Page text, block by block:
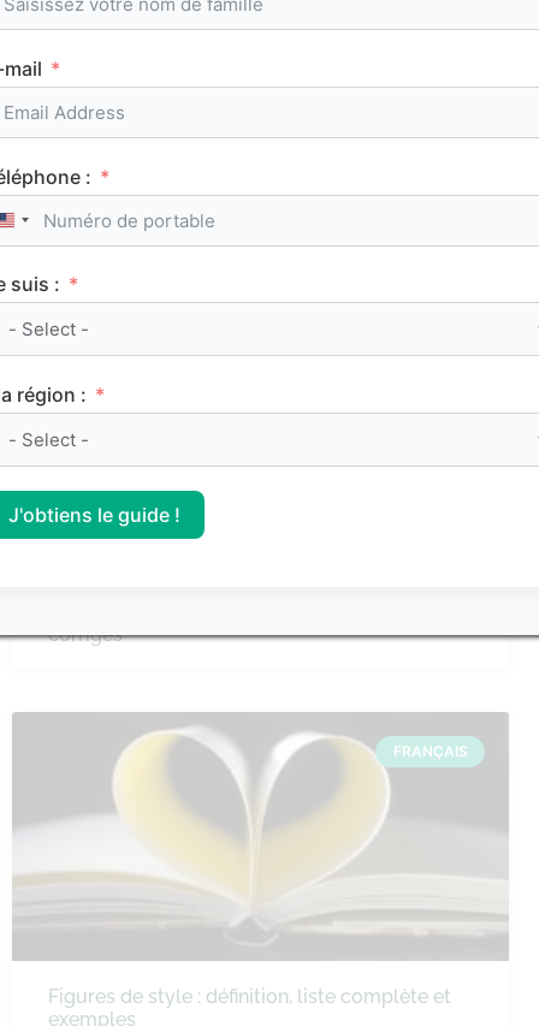
analyse de l’œuvre
corrigés
FRANÇAIS
Figures de style : définition, liste complète et
exemples
:
United States +1
suis :
région :
J'obtiens le guide !